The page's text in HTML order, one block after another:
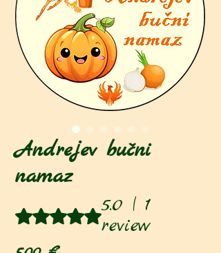
Andrejev bučni
namaz
Rating is 5.0 out of five stars based on 1
5.0 | 1
review